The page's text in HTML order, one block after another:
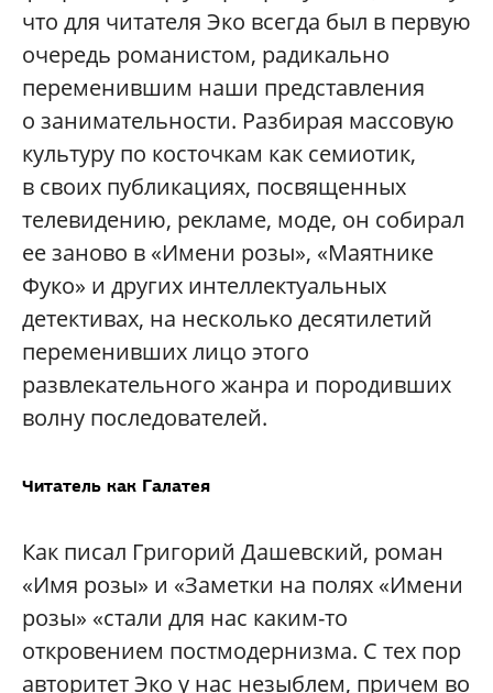
что для читателя Эко всегда был в первую
очередь романистом, радикально
переменившим наши представления
о занимательности. Разбирая массовую
культуру по косточкам как семиотик,
в своих публикациях, посвященных
телевидению, рекламе, моде, он собирал
ее заново в «Имени розы», «Маятнике
Фуко» и других интеллектуальных
детективах, на несколько десятилетий
переменивших лицо этого
развлекательного жанра и породивших
волну последователей.
Читатель как Галатея
Как писал Григорий Дашевский, роман
«Имя розы» и «Заметки на полях «Имени
розы» «стали для нас каким-то
откровением постмодернизма. С тех пор
авторитет Эко у нас незыблем, причем во